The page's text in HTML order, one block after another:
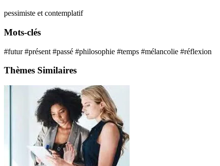
pessimiste et contemplatif
Mots-clés
#futur#présent #passé #philosophie #temps #mélancolie #réflexion
Thèmes Similaires